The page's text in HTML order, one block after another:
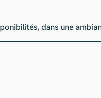
dans une